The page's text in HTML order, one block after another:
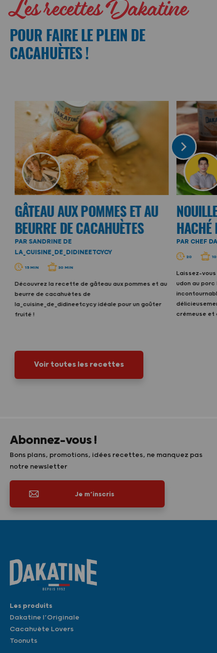
Les recettes Dakatine
POUR FAIRE LE PLEIN DE
CACAHUÈTES !
GÂTEAU AUX POMMES ET AU
BEURRE DE CACAHUÈTES
PAR SANDRINE DE
LA_CUISINE_DE_DIDINEETCYCY
15 MIN 30 MIN
Découvrez la recette de gâteau aux pommes et au
beurre de cacahuètes de
la_cuisine_de_didineetcycy idéale pour un goûter
fruité !
HACHÉ
PAR CHEF
20 10
Laissez-
udon au porc
crémeuse et
Voir toutes les recettes
Abonnez-vous !
Bons plans, promotions, idées recettes, ne manquez pas
notre newsletter
Je m’inscris
Les produits
Dakatine l’Originale
Cacahuète Lovers
Toonuts